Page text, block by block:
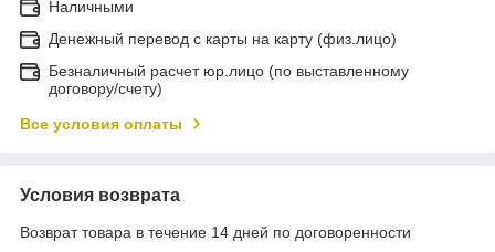
Наличными
Денежный перевод с карты на карту (физ.лицо)
Безналичный расчет юр.лицо (по выставленному
договору/счету)
Все условия оплаты
Условия возврата
Возврат товара в течение 14 дней по договоренности